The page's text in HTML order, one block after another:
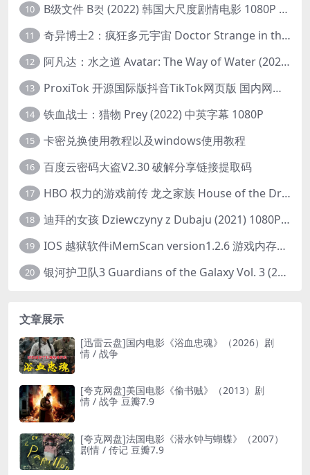
10 B级文件 B컷 (2022) 韩国大尺度剧情电影 1080P 中字
11 奇异博士2：疯狂多元宇宙 Doctor Strange in the Multiverse of Madness (2022) 高清版1080p
12 阿凡达：水之道 Avatar: The Way of Water (2022) 1080p 2k 4k 中文字幕
13 ProxiTok 开源国际版抖音TikTok网页版 国内网络直连
14 铁血战士：猎物 Prey (2022) 中英字幕 1080P
15 卡密兑换使用教程以及windows使用教程
16 百度云密码大盗V2.30 破解分享链接提取码
17 HBO 权力的游戏前传 龙之家族 House of the Dragon (2022) 中字 1080P 更新4集
18 迪拜的女孩 Dziewczyny z Dubaju (2021) 1080P 中字
19 IOS 越狱软件iMemScan version1.2.6 游戏内存修改器
20 银河护卫队3 Guardians of the Galaxy Vol. 3 (2023)4K高清资源1080p只分享精品
文章展示
[迅雷云盘]国内电影《浴血忠魂》（2026）剧
情 / 战争
[夸克网盘]美国电影《偷书贼》（2013）剧
情 / 战争 豆瓣7.9
[夸克网盘]法国电影《潜水钟与蝴蝶》（2007）
剧情 / 传记 豆瓣7.9